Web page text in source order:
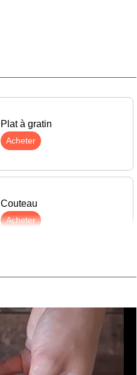
Plat à gratin
Acheter
Couteau
Acheter